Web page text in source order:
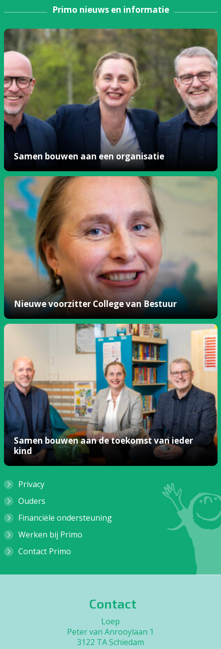
Primo nieuws en informatie
Samen bouwen aan een organisatie
Nieuwe voorzitter College van Bestuur
Samen bouwen aan de toekomst van ieder
kind
Privacy
Ouders
Financiële ondersteuning
Werken bij Primo
Contact Primo
Contact
Loep
Peter van Anrooylaan 1
3122 TA Schiedam